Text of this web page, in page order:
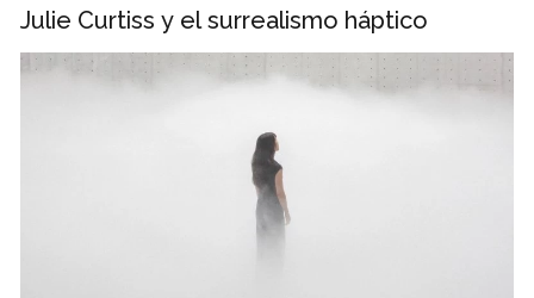
Julie Curtiss y el surrealismo háptico